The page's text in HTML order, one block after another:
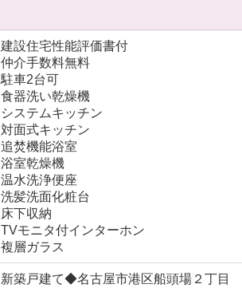
建設住宅性能評価書付
仲介手数料無料
駐車2台可
食器洗い乾燥機
システムキッチン
対面式キッチン
追焚機能浴室
浴室乾燥機
温水洗浄便座
洗髪洗面化粧台
床下収納
TVモニタ付インターホン
複層ガラス
新築戸建て◆名古屋市港区船頭場２丁目